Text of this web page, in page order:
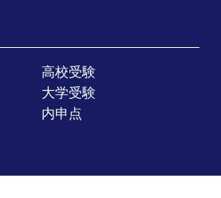
高校受験
大学受験
内申点